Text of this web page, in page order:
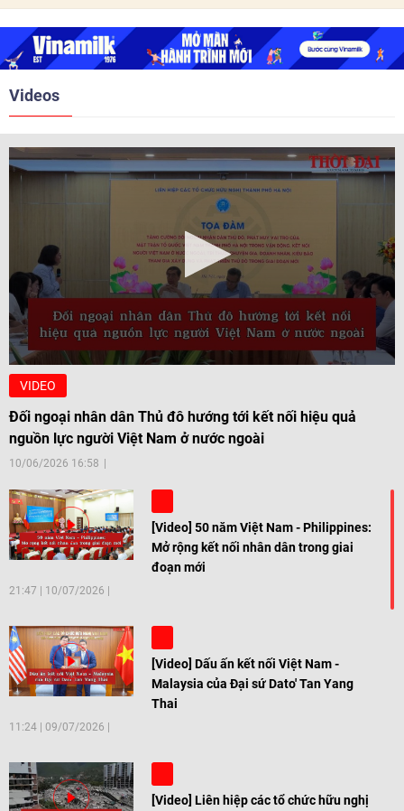
nghị Cấp cao vào các năm 2005,
2010, 2016, 2018, 2021.
Videos
VIDEO
Đối ngoại nhân dân Thủ đô hướng tới kết nối hiệu quả
nguồn lực người Việt Nam ở nước ngoài
10/06/2026 16:58
[Video] 50 năm Việt Nam - Philippines:
Mở rộng kết nối nhân dân trong giai
đoạn mới
21:47 10/07/2026
[Video] Dấu ấn kết nối Việt Nam -
Malaysia của Đại sứ Dato' Tan Yang
Thai
11:24 09/07/2026
[Video] Liên hiệp các tổ chức hữu nghị